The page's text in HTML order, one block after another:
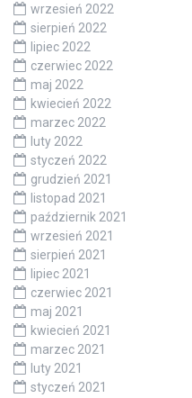
wrzesień 2022
sierpień 2022
lipiec 2022
czerwiec 2022
maj 2022
kwiecień 2022
marzec 2022
luty 2022
styczeń 2022
grudzień 2021
listopad 2021
październik 2021
wrzesień 2021
sierpień 2021
lipiec 2021
czerwiec 2021
maj 2021
kwiecień 2021
marzec 2021
luty 2021
styczeń 2021